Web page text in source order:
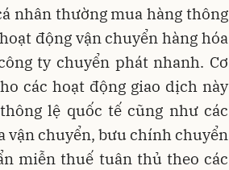
nhân thường mua hàng thông
động vận chuyển hàng hóa
ty chuyển phát nhanh. Cơ
các hoạt động giao dịch này
lệ quốc tế cũng như các
vận chuyển, bưu chính chuyển
miễn thuế tuân thủ theo các